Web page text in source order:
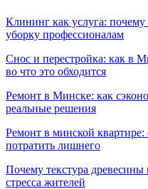
Клининг как услуга:
уборку профессионалам
Снос и перестройка: как в
во что это обходится
Ремонт в Минске: как
реальные решения
Ремонт в минской квартире:
потратить лишнего
Почему текстура древесины
стресса жителей